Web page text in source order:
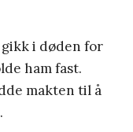
gikk i døden for
ham fast.
makten til å